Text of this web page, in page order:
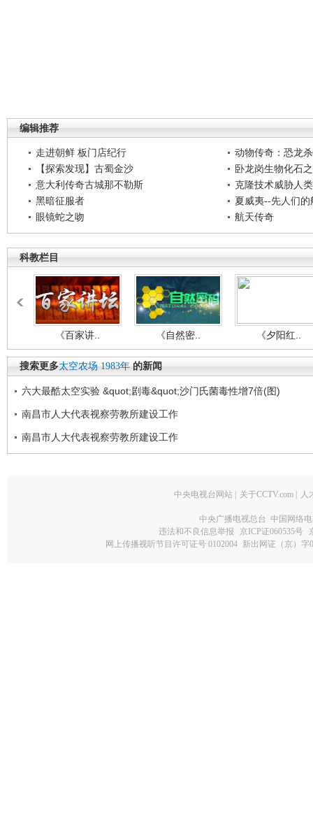
编辑推荐
走进朝鲜 板门店纪行
动物传奇：恐龙
【探索发现】古蜀金沙
卧龙岗生物化石
意大利传奇古城那不勒斯
克隆技术威胁人
黑暗征服者
夏威夷--先人们的
眼镜蛇之吻
航天传奇
科教栏目
《百家讲.. 《自然密.. 《夕阳红..
搜索更多太空农场 1983年 的新闻
六大最酷太空实验 &quot;剧毒&quot;沙门氏菌毒性增7倍(图)
南昌市人大代表视察劳教所建设工作
南昌市人大代表视察劳教所建设工作
中央电视台网站 | 关于CCTV.com | 人
中央广播电视总台 中国网络
违法和不良信息举报
京ICP证060535号
网上传播视听节目许可证号 0102004 新出网证（京）